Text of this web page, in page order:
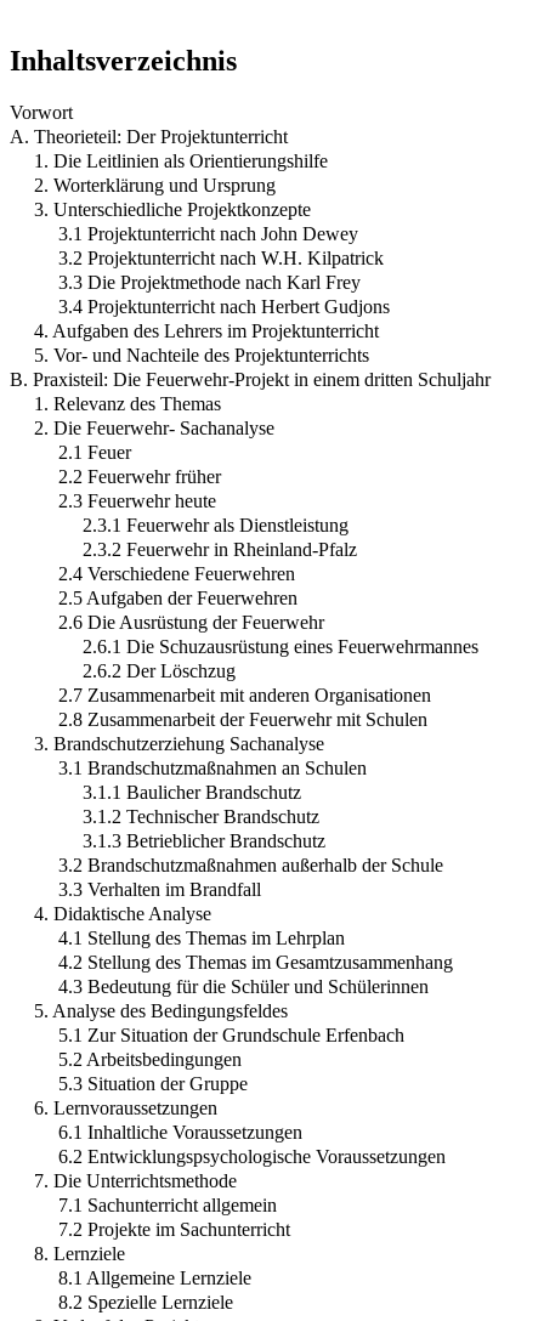
Inhaltsverzeichnis
Vorwort
A. Theorieteil: Der Projektunterricht
1. Die Leitlinien als Orientierungshilfe
2. Worterklärung und Ursprung
3. Unterschiedliche Projektkonzepte
3.1 Projektunterricht nach John Dewey
3.2 Projektunterricht nach W.H. Kilpatrick
3.3 Die Projektmethode nach Karl Frey
3.4 Projektunterricht nach Herbert Gudjons
4. Aufgaben des Lehrers im Projektunterricht
5. Vor- und Nachteile des Projektunterrichts
B. Praxisteil: Die Feuerwehr-Projekt in einem dritten Schuljahr
1. Relevanz des Themas
2. Die Feuerwehr- Sachanalyse
2.1 Feuer
2.2 Feuerwehr früher
2.3 Feuerwehr heute
2.3.1 Feuerwehr als Dienstleistung
2.3.2 Feuerwehr in Rheinland-Pfalz
2.4 Verschiedene Feuerwehren
2.5 Aufgaben der Feuerwehren
2.6 Die Ausrüstung der Feuerwehr
2.6.1 Die Schuzausrüstung eines Feuerwehrmannes
2.6.2 Der Löschzug
2.7 Zusammenarbeit mit anderen Organisationen
2.8 Zusammenarbeit der Feuerwehr mit Schulen
3. Brandschutzerziehung Sachanalyse
3.1 Brandschutzmaßnahmen an Schulen
3.1.1 Baulicher Brandschutz
3.1.2 Technischer Brandschutz
3.1.3 Betrieblicher Brandschutz
3.2 Brandschutzmaßnahmen außerhalb der Schule
3.3 Verhalten im Brandfall
4. Didaktische Analyse
4.1 Stellung des Themas im Lehrplan
4.2 Stellung des Themas im Gesamtzusammenhang
4.3 Bedeutung für die Schüler und Schülerinnen
5. Analyse des Bedingungsfeldes
5.1 Zur Situation der Grundschule Erfenbach
5.2 Arbeitsbedingungen
5.3 Situation der Gruppe
6. Lernvoraussetzungen
6.1 Inhaltliche Voraussetzungen
6.2 Entwicklungspsychologische Voraussetzungen
7. Die Unterrichtsmethode
7.1 Sachunterricht allgemein
7.2 Projekte im Sachunterricht
8. Lernziele
8.1 Allgemeine Lernziele
8.2 Spezielle Lernziele